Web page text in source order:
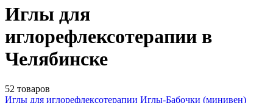
Иглы для
иглорефлексотерапии в
Челябинске
52 товаров
Иглы для иглорефлексотерапии Иглы-Бабочки (минивен)